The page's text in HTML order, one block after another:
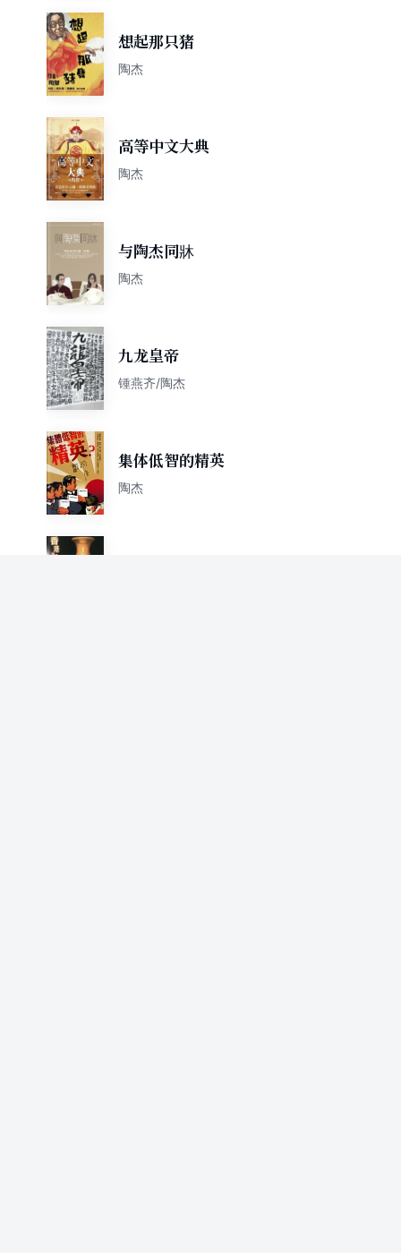
想起那只猪
陶杰
高等中文大典
陶杰
与陶杰同牀
陶杰
九龙皇帝
锺燕齐/陶杰
集体低智的精英
陶杰